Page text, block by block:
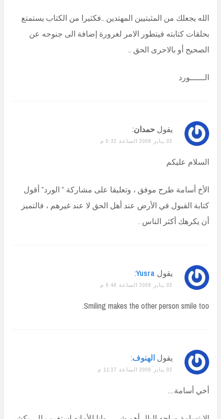
الله يجعلك من المثبتيين المهتدين ..فكثيرا من الكتاب يستمتع
بحلقات كتابته فيتطور الامر لغرورة إضافة الى جنوحه عن
الصحيح أو بالاحرى الحق ..
الــــــورد
يقول حمدان:
02 يناير 2008 الساعة 5:32 م
السلام عليكم
الأخ أسامة طرح موفق ، وتعليقا على مشاركة ” الورد” أقول
كتابة القبول في الأرض عند أهل الحق لا عند غيرهم ، فالتميز
أن يكرهك أكثر الناس .
يقول Yusra
:
02 يناير 2008 الساعة 8:48 م
Smiling makes the other person smile too.
يقول الهنوف:
02 يناير 2008 الساعة 11:37 م
أخي أسامة…